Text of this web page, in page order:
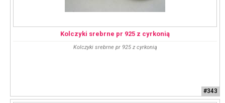
Kolczyki srebrne pr 925 z cyrkonią
Kolczyki srebrne pr 925 z cyrkonią
#343